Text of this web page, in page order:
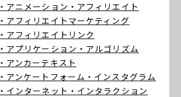
・アニメーション ・アフィリエイト
・アフィリエイトマーケティング
・アフィリエイトリンク
・アプリケーション ・アルゴリズム
・アンカーテキスト
・アンケートフォーム ・インスタグラム
・インターネット ・インタラクション